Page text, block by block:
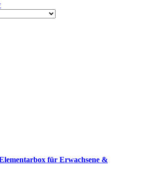
für Erwachsene &